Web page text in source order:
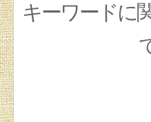
キーワードに